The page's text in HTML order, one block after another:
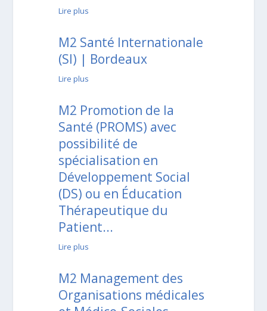
Lire plus
M2 Santé Internationale
(SI) | Bordeaux
Lire plus
M2 Promotion de la
Santé (PROMS) avec
possibilité de
spécialisation en
Développement Social
(DS) ou en Éducation
Thérapeutique du
Patient...
Lire plus
M2 Management des
Organisations médicales